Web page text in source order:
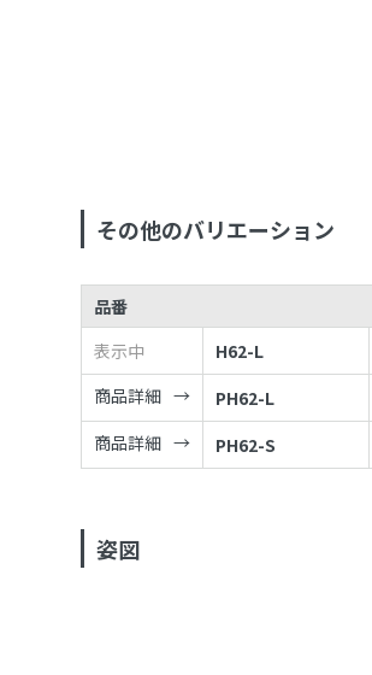
その他のバリエーション
品番
表示中
H62-L
商品詳細
PH62-L
商品詳細
PH62-S
姿図